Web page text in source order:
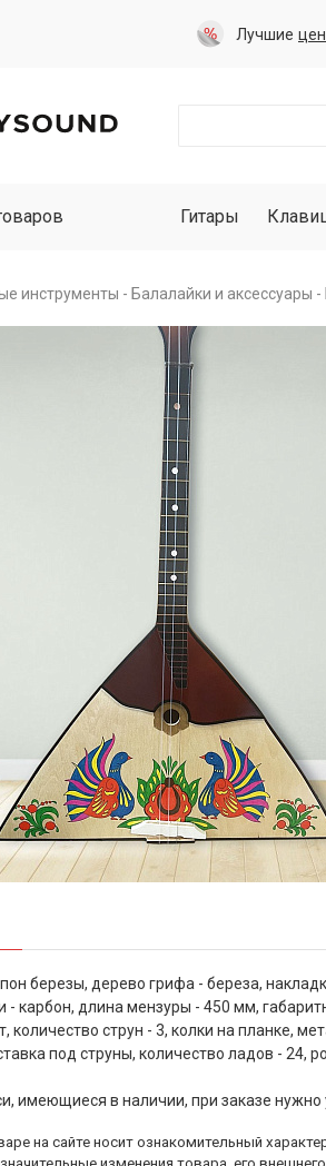
Лучшие
Гитары
инструменты Балалайки и аксессуары
березы, дерево грифа - береза,
- карбон, длина мензуры - 450 мм,
количество струн - 3, колки на планке,
под струны, количество ладов - 24,
имеющиеся в наличии, при заказе нужно
на сайте носит ознакомительный